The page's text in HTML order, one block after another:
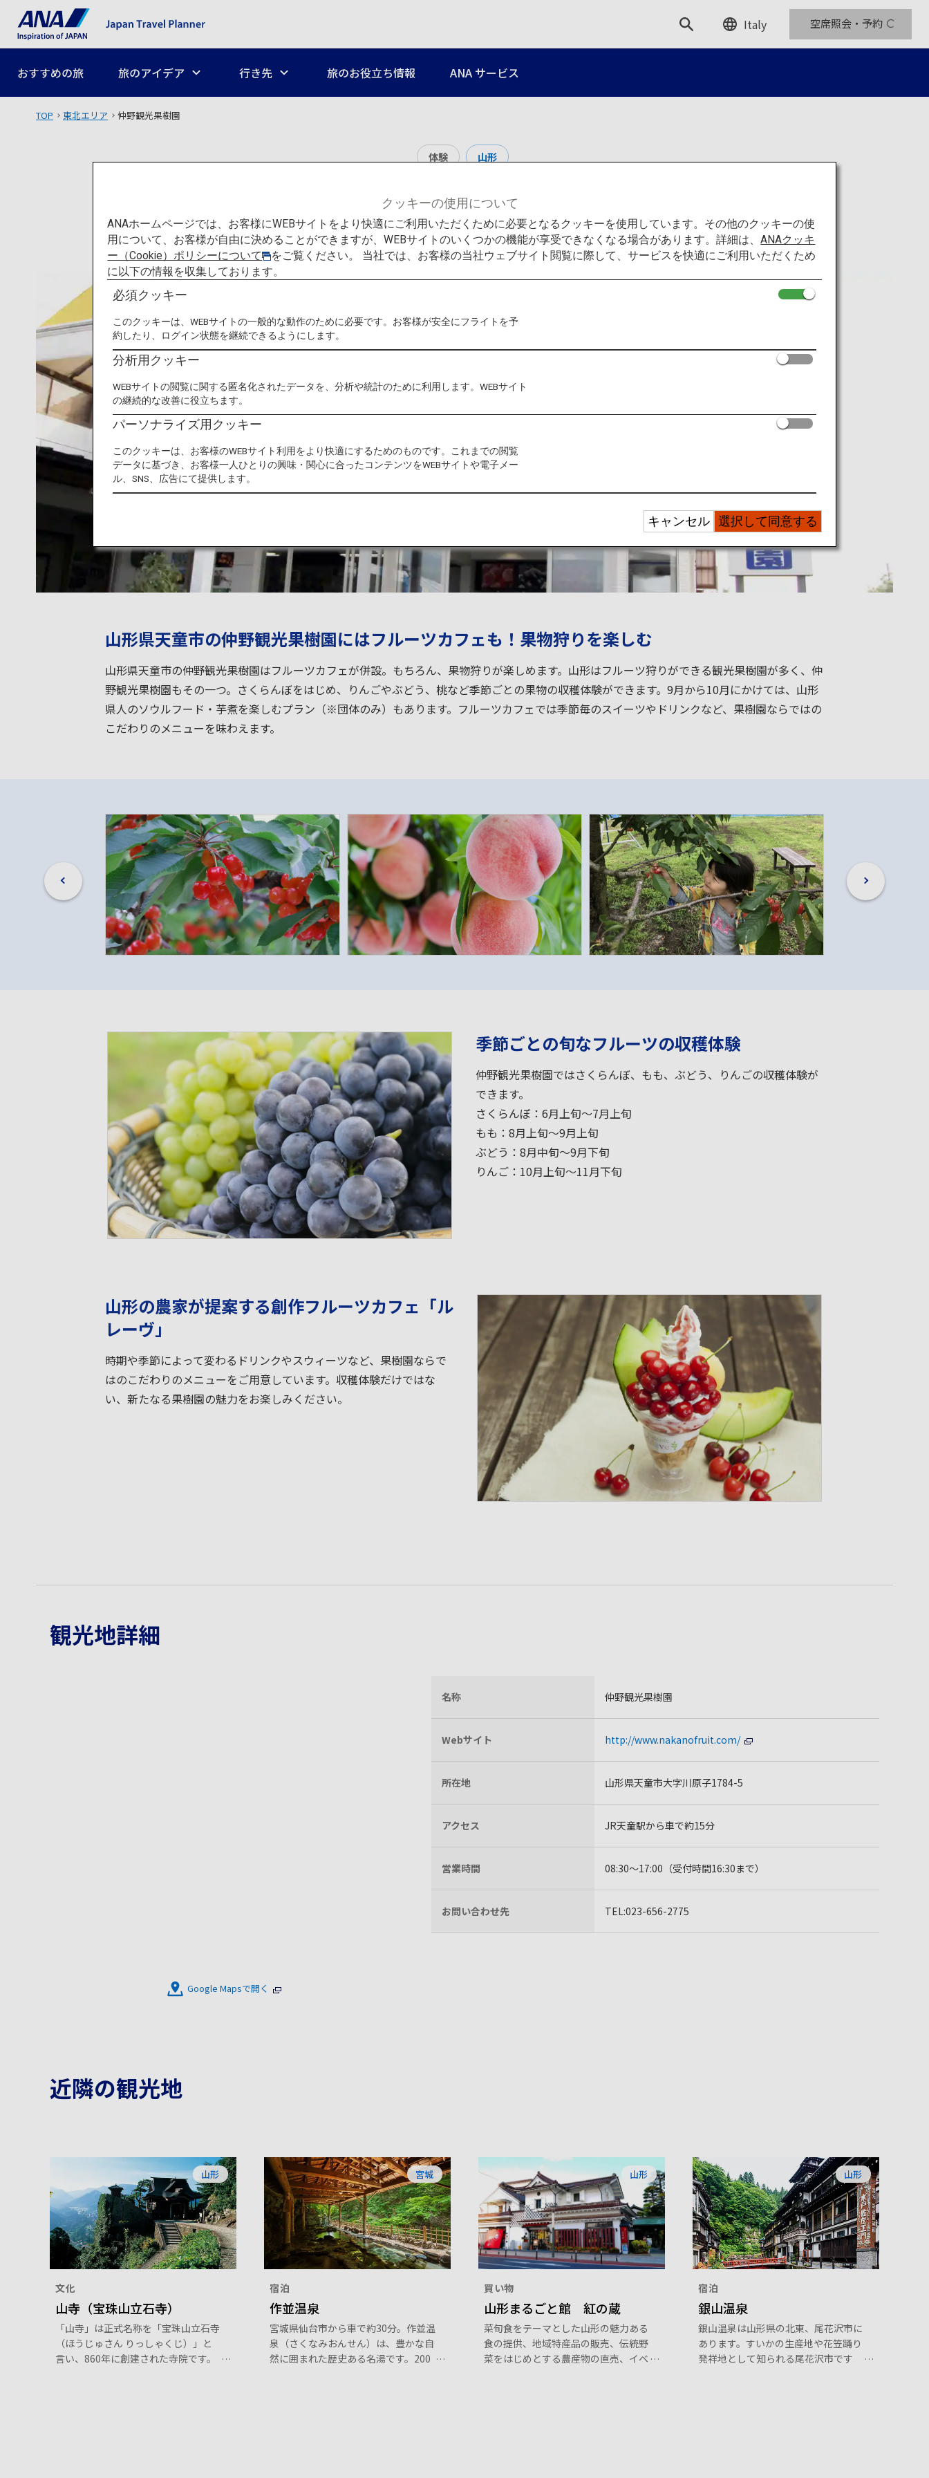
Italy 空席照会・予約
おすすめの旅 旅のアイデア 行き先 旅のお役立ち情報 ANA サービス
TOP 東北エリア 仲野観光果樹園
体験 山形
仲野観光果樹園
山形県天童市の仲野観光果樹園にはフルーツカフェも！果物狩りを楽しむ
山形県天童市の仲野観光果樹園はフルーツカフェが併設。もちろん、果物狩りが楽しめます。山形はフルーツ狩りができる観光果樹園が多く、仲
野観光果樹園もその一つ。さくらんぼをはじめ、りんごやぶどう、桃など季節ごとの果物の収穫体験ができます。9月から10月にかけては、山形
県人のソウルフード・芋煮を楽しむプラン（※団体のみ）もあります。フルーツカフェでは季節毎のスイーツやドリンクなど、果樹園ならではの
こだわりのメニューを味わえます。
季節ごとの旬なフルーツの収穫体験
仲野観光果樹園ではさくらんぼ、もも、ぶどう、りんごの収穫体験が
できます。
さくらんぼ：6月上旬～7月上旬
もも：8月上旬～9月上旬
ぶどう：8月中旬～9月下旬
りんご：10月上旬～11月下旬
山形の農家が提案する創作フルーツカフェ「ル
レーヴ」
時期や季節によって変わるドリンクやスウィーツなど、果樹園ならで
はのこだわりのメニューをご用意しています。収穫体験だけではな
い、新たなる果樹園の魅力をお楽しみください。
観光地詳細
Google Mapsで開く
名称 仲野観光果樹園
Webサイト http://www.nakanofruit.com/
所在地 山形県天童市大字川原子1784-5
アクセス JR天童駅から車で約15分
営業時間 08:30～17:00（受付時間16:30まで）
お問い合わせ先 TEL:023-656-2775
近隣の観光地
山形
文化
山寺（宝珠山立石寺）
「山寺」は正式名称を「宝珠山立石寺
（ほうじゅさん りっしゃくじ）」と
言い、860年に創建された寺院です。
宮城
宿泊
作並温泉
宮城県仙台市から車で約30分。作並温
泉（さくなみおんせん）は、豊かな自
然に囲まれた歴史ある名湯です。200
山形
買い物
山形まるごと館 紅の蔵
菜旬食をテーマとした山形の魅力ある
食の提供、地域特産品の販売、伝統野
菜をはじめとする農産物の直売、イベ
山形
宿泊
銀山温泉
銀山温泉は山形県の北東、尾花沢市に
あります。すいかの生産地や花笠踊り
発祥地として知られる尾花沢市です
クッキーの使用について
ANAホームページでは、お客様にWEBサイトをより快適にご利用いただくために必要となるクッキーを使用しています。その他のクッキーの使
用について、お客様が自由に決めることができますが、WEBサイトのいくつかの機能が享受できなくなる場合があります。詳細は、ANAクッキ
ー（Cookie）ポリシーについて
をご覧ください。 当社では、お客様の当社ウェブサイト閲覧に際して、サービスを快適にご利用いただくため
に以下の情報を収集しております。
必須クッキー
このクッキーは、WEBサイトの一般的な動作のために必要です。お客様が安全にフライトを予
約したり、ログイン状態を継続できるようにします。
分析用クッキー
WEBサイトの閲覧に関する匿名化されたデータを、分析や統計のために利用します。WEBサイト
の継続的な改善に役立ちます。
パーソナライズ用クッキー
このクッキーは、お客様のWEBサイト利用をより快適にするためのものです。これまでの閲覧
データに基づき、お客様一人ひとりの興味・関心に合ったコンテンツをWEBサイトや電子メー
ル、SNS、広告にて提供します。
選択して同意する
キャンセル